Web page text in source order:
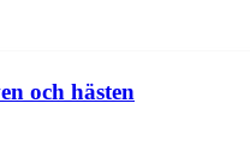
och hästen